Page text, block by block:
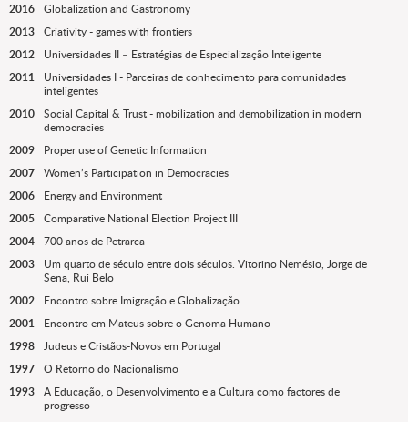
2016 Globalization and Gastronomy
2013 Criativity - games with frontiers
2012
Universidades II – Estratégias de Especialização Inteligente
2011
Universidades I - Parceiras de conhecimento para comunidades
inteligentes
2010 Social Capital & Trust - mobilization and demobilization in modern
democracies
2009
Proper use of Genetic Information
2007 Women’s Participation in Democracies
2006
Energy and Environment
2005 Comparative National Election Project III
2004 700 anos de Petrarca
2003
Um quarto de século entre dois séculos. Vitorino Nemésio, Jorge de
Sena, Rui Belo
2002
Encontro sobre Imigração e Globalização
2001
Encontro em Mateus sobre o Genoma Humano
1998 Judeus e Cristãos-Novos em Portugal
1997 O Retorno do Nacionalismo
1993 A Educação, o Desenvolvimento e a Cultura como factores de
progresso